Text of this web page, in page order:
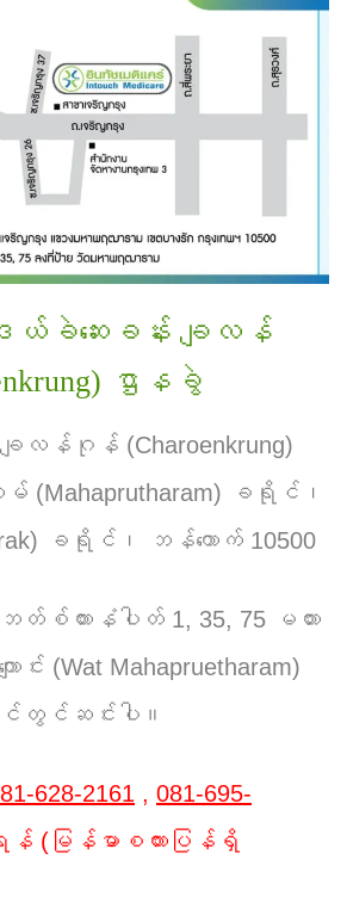
ဆေးခန်း ချလန်
ဌာနခွဲ
ချလန်ဂုန် (Charoenkrung)
မ် (Mahaprutharam) ခရိုင်၊
ခရိုင်၊ ဘန်ကောက် 10500
ဘတ်စ်ကားနံပါတ် 1, 35, 75 မဟား
ာင်း (Wat Mahapruetharam)
တွင်ဆင်းပါ။
628-2161 , 081-695-
မြန်မာစကားပြန်ရှိ